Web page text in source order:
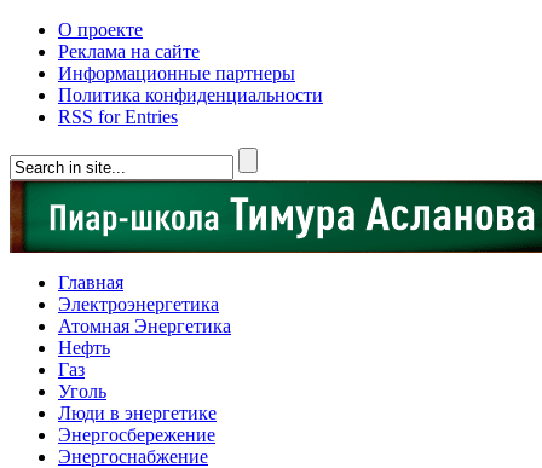
О проекте
Реклама на сайте
Информационные партнеры
Политика конфиденциальности
RSS for Entries
Главная
Электроэнергетика
Атомная Энергетика
Нефть
Газ
Уголь
Люди в энергетике
Энергосбережение
Энергоснабжение